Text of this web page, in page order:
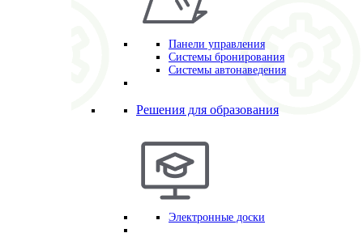
Панели управления
Системы бронирования
Системы автонаведения
Решения для образования
Электронные доски